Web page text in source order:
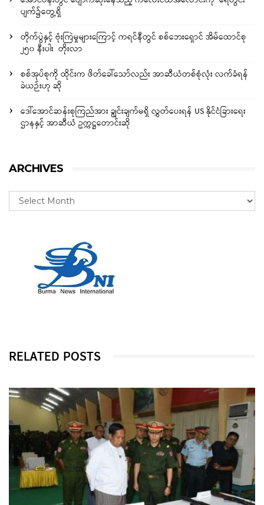
ပျက်၌တွေ့ရှိ
တိုက်ပွဲနှင့် ဗုံးကြဲမှုများကြောင့် ကရင်နီတွင် စစ်ဘေးရှောင် အိမ်ထောင်စု
၂၅၀ နီးပါး တိုးလာ
စစ်အုပ်စုကို ထိုင်းက ဖိတ်ခေါ်သော်လည်း အာဆီယံတစ်စုံလုံး လက်ခံရန်
ခဲယဉ်းဟု ဆို
ဒေါ်အောင်ဆန်းစုကြည်အား ချွင်းချက်မရှိ လွှတ်ပေးရန် US နိုင်ငံခြားရေး
ဌာနနှင့် အာဆီယံ ဥက္ကဋ္ဌတောင်းဆို
ARCHIVES
RELATED POSTS